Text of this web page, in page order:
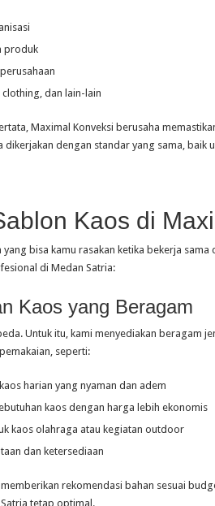
produk
dan lain-lain
Maximal Konveksi berusaha
dengan standar yang sama, baik
Kaos di
bisa kamu rasakan ketika bekerja sama
di Medan Satria:
Kaos yang Beragam
Untuk itu, kami menyediakan beragam
seperti:
harian yang nyaman dan adem
kaos dengan harga lebih ekonomis
kaos olahraga atau kegiatan outdoor
dan ketersediaan
rekomendasi bahan sesuai
tetap optimal.